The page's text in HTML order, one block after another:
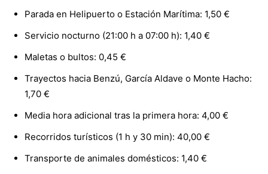
Parada en Helipuerto o Estación Marítima: 1,50 €
Servicio nocturno (21:00 h a 07:00 h): 1,40 €
Maletas o bultos: 0,45 €
Trayectos hacia Benzú, García Aldave o Monte Hacho:
1,70 €
Media hora adicional tras la primera hora: 4,00 €
Recorridos turísticos (1 h y 30 min): 40,00 €
Transporte de animales domésticos: 1,40 €